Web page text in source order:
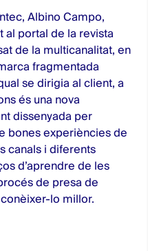
Albino Campo,
al portal de la revista
de la multicanalitat, en
fragmentada
se dirigia al client, a
és una nova
dissenyada per
bones experiències de
canals i diferents
d’aprendre de les
de presa de
lo millor.